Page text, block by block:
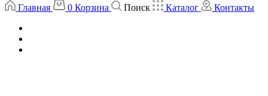
Главная
0 Корзина Поиск Каталог Контакты